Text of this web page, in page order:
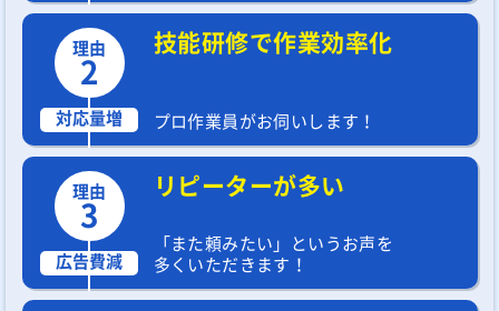
理由
2
対応量増
技能研修で作業効率化
プロ作業員がお伺いします！
理由
3
広告費減
リピーターが多い
「また頼みたい」というお声を
多くいただきます！